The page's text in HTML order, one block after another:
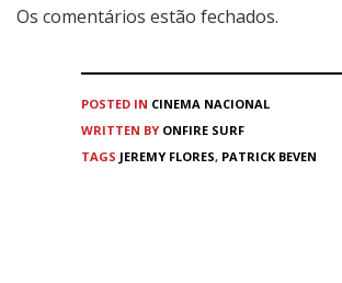
Os comentários estão fechados.
POSTED IN CINEMA NACIONAL
WRITTEN BY ONFIRE SURF
TAGS JEREMY FLORES, PATRICK BEVEN